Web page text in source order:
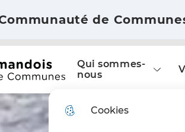
Cookies
à la recherche Aller au contenu
de
Pays du Vermandois
N
v
Qui sommes-
nous